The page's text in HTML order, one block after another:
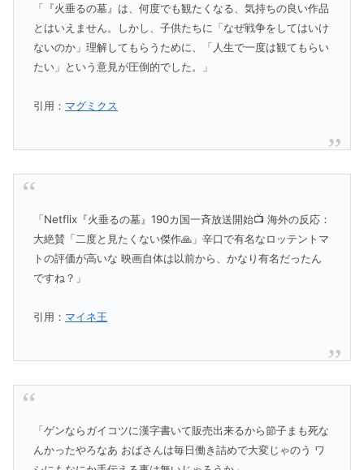
「『火垂るの墓』は、何度でも観たくなる、気持ちの良い作品
とはいえません。しかし、子供たちに「なぜ戦争をしてはいけ
ないのか」理解してもらうために、「人生で一度は観てもらい
たい」という意見が圧倒的でした。」
引用： マグミクス
「Netflix『火垂るの墓』190カ国一斉放送開始📺 海外の反応：
大絶賛「二度と見たくない傑作🙏」辛口で有名なロッテントマ
トの評価が高いな 映画自体は以前から、かなり有名だったん
ですね？」
引用： マイネ王
「ゲンならガイコツに漢字書いて販売出来るから節子まも死な
んかったやろなあ おばさんは毎日働き詰めで大変じゃのう ワ